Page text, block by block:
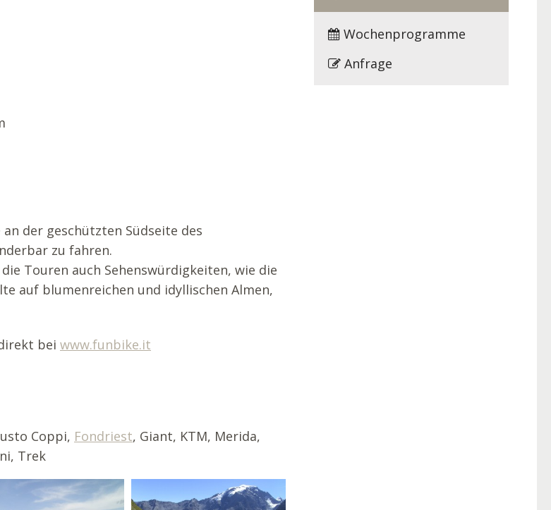
der geschützten Südseite des
zu fahren.
Touren auch Sehenswürdigkeiten, wie die
auf blumenreichen und idyllischen Almen,
bei www.funbike.it
Coppi, Fondriest, Giant, KTM, Merida,
Trek
Wochenprogramme
Anfrage